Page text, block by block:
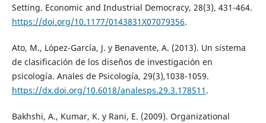
Setting. Economic and Industrial Democracy, 28(3), 431-464.
https://doi.org/10.1177/0143831X07079356.
Ato, M., López-García, J. y Benavente, A. (2013). Un sistema
de clasificación de los diseños de investigación en
psicología. Anales de Psicología, 29(3),1038-1059.
https://dx.doi.org/10.6018/analesps.29.3.178511 .
Bakhshi, A., Kumar, K. y Rani, E. (2009). Organizational